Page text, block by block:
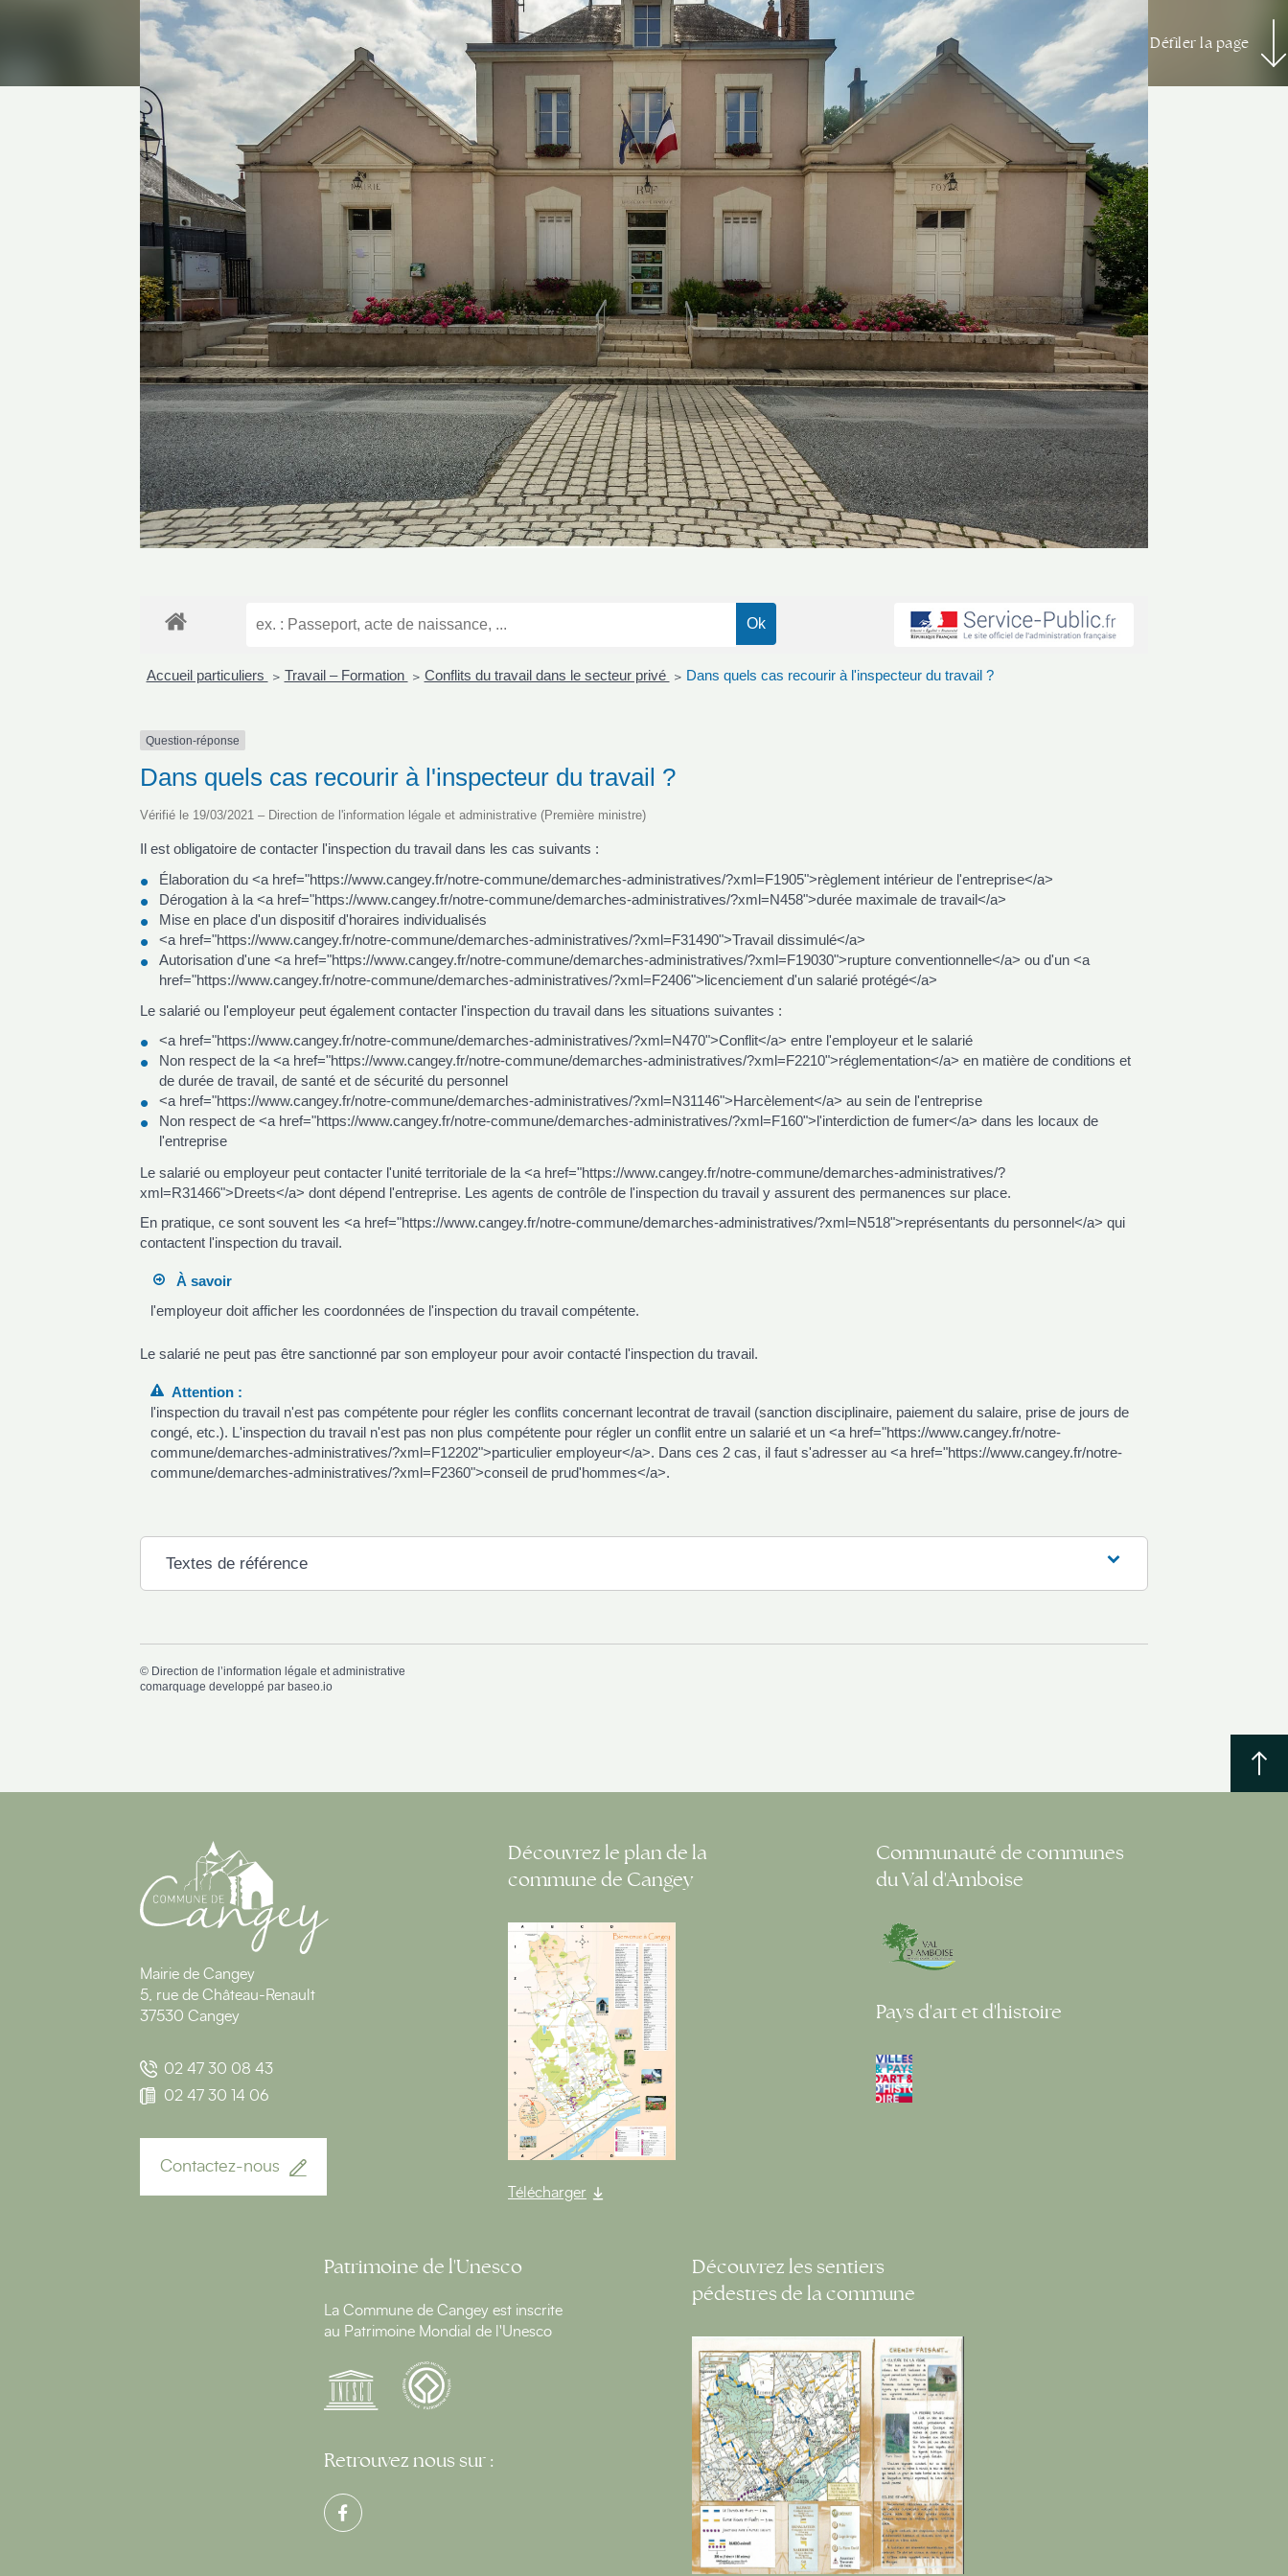
Défiler la page
Accueil particuliers > Travail – Formation > Conflits du travail dans le secteur privé > Dans quels cas recourir à l'inspecteur du travail ?
Question-réponse
Dans quels cas recourir à l'inspecteur du travail ?
Vérifié le 19/03/2021 – Direction de l'information légale et administrative (Première ministre)
Il est obligatoire de contacter l'inspection du travail dans les cas suivants :
Élaboration du <a href="https://www.cangey.fr/notre-commune/demarches-administratives/?xml=F1905">règlement intérieur de l'entreprise</a>
Dérogation à la <a href="https://www.cangey.fr/notre-commune/demarches-administratives/?xml=N458">durée maximale de travail</a>
Mise en place d'un dispositif d'horaires individualisés
<a href="https://www.cangey.fr/notre-commune/demarches-administratives/?xml=F31490">Travail dissimulé</a>
Autorisation d'une <a href="https://www.cangey.fr/notre-commune/demarches-administratives/?xml=F19030">rupture conventionnelle</a> ou d'un <a
href="https://www.cangey.fr/notre-commune/demarches-administratives/?xml=F2406">licenciement d'un salarié protégé</a>
Le salarié ou l'employeur peut également contacter l'inspection du travail dans les situations suivantes :
<a href="https://www.cangey.fr/notre-commune/demarches-administratives/?xml=N470">Conflit</a> entre l'employeur et le salarié
Non respect de la <a href="https://www.cangey.fr/notre-commune/demarches-administratives/?xml=F2210">réglementation</a> en matière de conditions et
de durée de travail, de santé et de sécurité du personnel
<a href="https://www.cangey.fr/notre-commune/demarches-administratives/?xml=N31146">Harcèlement</a> au sein de l'entreprise
Non respect de <a href="https://www.cangey.fr/notre-commune/demarches-administratives/?xml=F160">l'interdiction de fumer</a> dans les locaux de
l'entreprise
Le salarié ou employeur peut contacter l'unité territoriale de la <a href="https://www.cangey.fr/notre-commune/demarches-administratives/?
xml=R31466">Dreets</a> dont dépend l'entreprise. Les agents de contrôle de l'inspection du travail y assurent des permanences sur place.
En pratique, ce sont souvent les <a href="https://www.cangey.fr/notre-commune/demarches-administratives/?xml=N518">représentants du personnel</a> qui
contactent l'inspection du travail.
À savoir
l'employeur doit afficher les coordonnées de l'inspection du travail compétente.
Le salarié ne peut pas être sanctionné par son employeur pour avoir contacté l'inspection du travail.
Attention :
l'inspection du travail n'est pas compétente pour régler les conflits concernant lecontrat de travail (sanction disciplinaire, paiement du salaire, prise de jours de
congé, etc.). L'inspection du travail n'est pas non plus compétente pour régler un conflit entre un salarié et un <a href="https://www.cangey.fr/notre-
commune/demarches-administratives/?xml=F12202">particulier employeur</a>. Dans ces 2 cas, il faut s'adresser au <a href="https://www.cangey.fr/notre-
commune/demarches-administratives/?xml=F2360">conseil de prud'hommes</a>.
Textes de référence
© Direction de l’information légale et administrative
comarquage developpé par baseo.io
Mairie de Cangey
5, rue de Château-Renault
37530 Cangey
02 47 30 08 43
02 47 30 14 06
Contactez-nous
Découvrez le plan de la
commune de Cangey
Télécharger
Communauté de communes
du Val d'Amboise
Pays d'art et d'histoire
Patrimoine de l'Unesco
La Commune de Cangey est inscrite
au Patrimoine Mondial de l'Unesco
Retrouvez nous sur :
Découvrez les sentiers
pédestres de la commune